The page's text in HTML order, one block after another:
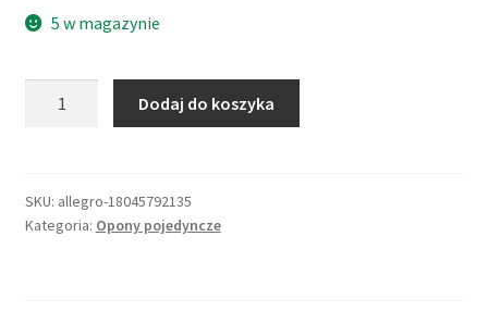
5 w magazynie
19
TOURANCE
Dodaj do koszyka
SKU: allegro-18045792135
Kategoria: Opony pojedyncze